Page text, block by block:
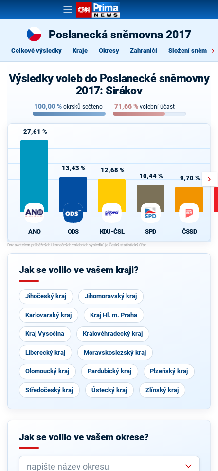
Poslanecká sněmovna 2017
Celkové výsledky Kraje Okresy Zahraničí Složení
Výsledky voleb do Poslanecké sněmovny
2017: Sirákov
100,00% okrsků sečteno 71,66% volební účast
27,61 %
ANO
13,43 %
ODS
12,68 %
KDU-ČSL
10,44 %
SPD
9,70 %
ČSSD
Jak se volilo ve vašem kraji?
Jihočeský kraj Jihomoravský kraj
Karlovarský kraj Kraj Hl. m. Praha
Kraj Vysočina Královéhradecký kraj
Liberecký kraj Moravskoslezský kraj
Olomoucký kraj Pardubický kraj Plzeňský kraj
Středočeský kraj Ústecký kraj Zlínský kraj
Jak se volilo ve vašem okrese?